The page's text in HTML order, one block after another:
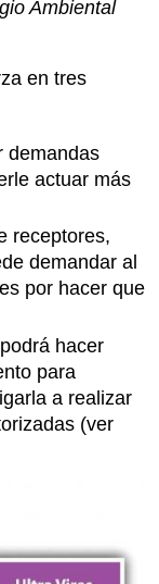
Ambiental
en tres
demandas
actuar más
receptores,
demandar al
por hacer que
hacer
para
a realizar
(ver